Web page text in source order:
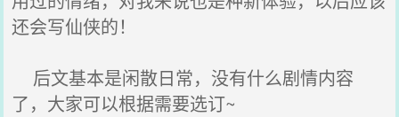
还会写仙侠的！
后文基本是闲散日常，没有什么剧情内容
了，大家可以根据需要选订~